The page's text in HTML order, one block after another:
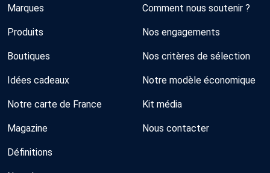
Marques
Produits
Boutiques
Idées cadeaux
Notre carte de France
Magazine
Définitions
Comment nous soutenir ?
Nos engagements
Nos critères de sélection
Notre modèle économique
Kit média
Nous contacter